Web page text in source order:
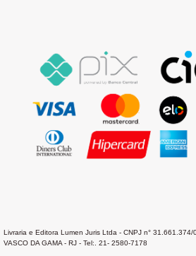
Livraria e Editora Lumen Juris Ltda - CNPJ n°
VASCO DA GAMA - RJ - Tel:. 21- 2580-7178